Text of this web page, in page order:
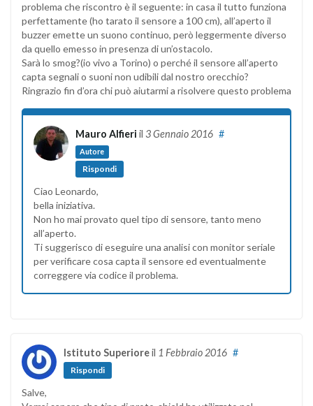
problema che riscontro è il seguente: in casa il tutto funziona
perfettamente (ho tarato il sensore a 100 cm), all’aperto il
buzzer emette un suono continuo, però leggermente diverso
da quello emesso in presenza di un’ostacolo.
Sarà lo smog?(io vivo a Torino) o perché il sensore all’aperto
capta segnali o suoni non udibili dal nostro orecchio?
Ringrazio fin d’ora chi può aiutarmi a risolvere questo problema
Mauro Alfieri il 3 Gennaio 2016
Autore
#
Rispondi
Ciao Leonardo,
bella iniziativa.
Non ho mai provato quel tipo di sensore, tanto meno
all’aperto.
Ti suggerisco di eseguire una analisi con monitor seriale
per verificare cosa capta il sensore ed eventualmente
correggere via codice il problema.
Istituto Superioreil 1 Febbraio 2016 #
Rispondi
Salve,